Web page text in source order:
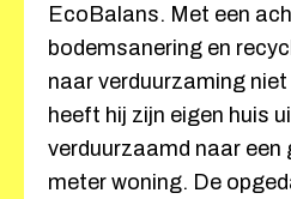
EcoBalans. Met een
bodemsanering en
naar verduurzaming
heeft hij zijn eigen huis
verduurzaamd naar een
meter woning. De